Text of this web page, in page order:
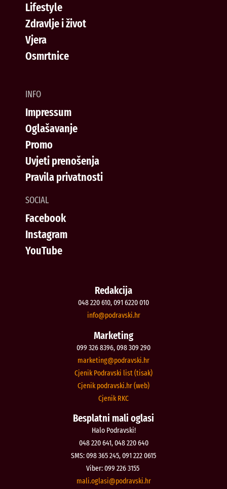
Lifestyle
Zdravlje i život
Vjera
Osmrtnice
INFO
Impressum
Oglašavanje
Promo
Uvjeti prenošenja
Pravila privatnosti
SOCIAL
Facebook
Instagram
YouTube
Redakcija
048 220 610, 091 6220 010
rh.iksvardop
@ofni
Marketing
099 326 8396, 098 309 290
rh.iksvardop
@gnitekram
Cjenik Podravski list (tisak)
Cjenik podravski.hr (web)
Cjenik RKC
Besplatni mali oglasi
Halo Podravski!
048 220 641, 048 220 640
SMS: 098 365 245, 091 222 0615
Viber: 099 226 3155
rh.iksvardop
@isalgo.ilam